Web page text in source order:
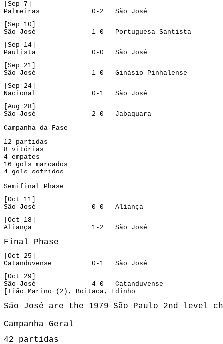
[Sep 7]
Palmeiras             0-2   São José
[Sep 10]
São José              1-0   Portuguesa Santista
[Sep 14]
Paulista              0-0   São José
[Sep 21]
São José              1-0   Ginásio Pinhalense
[Sep 24]
Nacional              0-1   São José
[Aug 28]
São José              2-0   Jabaquara
Campanha da Fase
12 partidas
8 vitórias
4 empates
16 gols marcados
4 gols sofridos
Semifinal Phase
[Oct 11]
São José              0-0   Aliança
[Oct 18]
Aliança               1-2   São José
Final Phase
[Oct 25]
Catanduvense          0-1   São José
[Oct 29]
São José              4-0   Catanduvense
[Tião Marino (2), Boitaca, Edinho
São José are the 1979 São Paulo 2nd level
Campanha Geral
42 partidas